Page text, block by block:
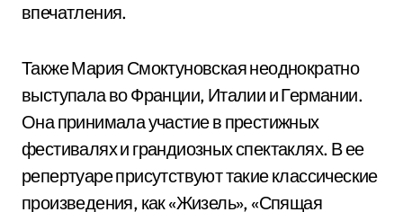
впечатления.
Также Мария Смоктуновская неоднократно
выступала во Франции, Италии и Германии.
Она принимала участие в престижных
фестивалях и грандиозных спектаклях. В ее
репертуаре присутствуют такие классические
произведения, как «Жизель», «Спящая